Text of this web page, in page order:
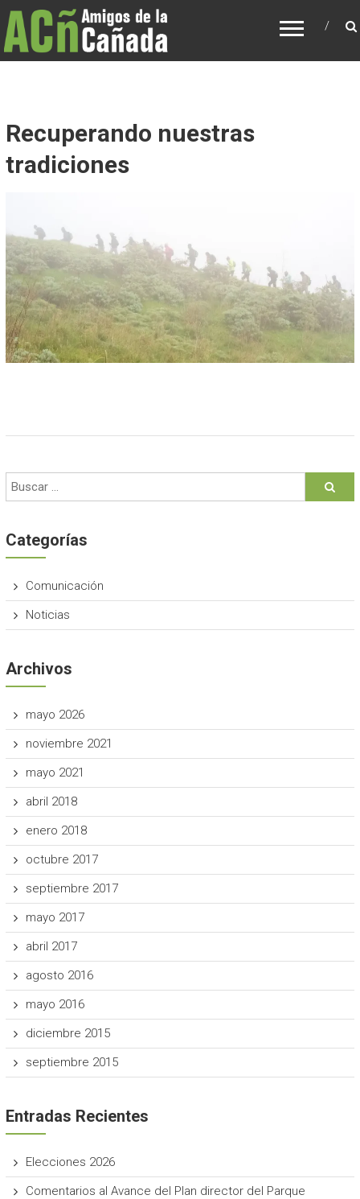
AMIGOS DE LA CAÑADA
Asociación para recuperación de la Cañada y
de los caminos tradicionales de Tenerife
Recuperando nuestras
tradiciones
Categorías
Comunicación
Noticias
Archivos
mayo 2026
noviembre 2021
mayo 2021
abril 2018
enero 2018
octubre 2017
septiembre 2017
mayo 2017
abril 2017
agosto 2016
mayo 2016
diciembre 2015
septiembre 2015
Entradas Recientes
Elecciones 2026
Comentarios al Avance del Plan director del Parque